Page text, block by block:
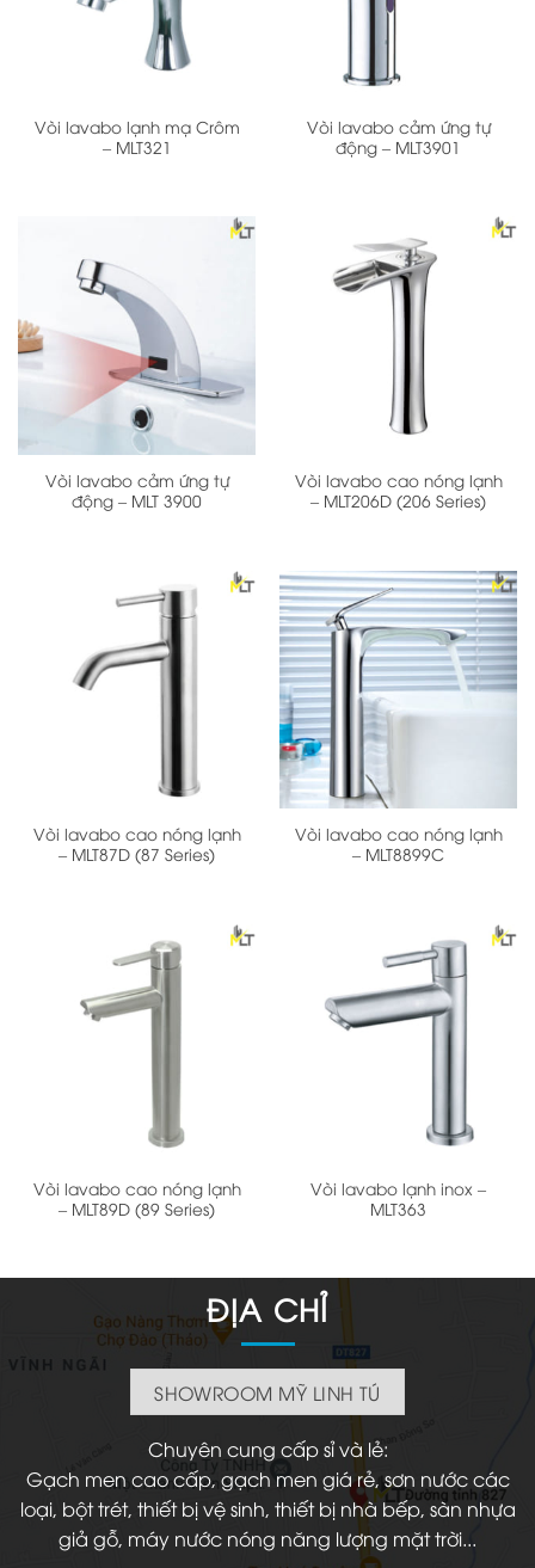
Vòi lavabo lạnh mạ Crôm
– MLT321
Vòi lavabo cảm ứng tự
động – MLT3901
Vòi lavabo cảm ứng tự
động – MLT 3900
Vòi lavabo cao nóng lạnh
– MLT206D (206 Series)
Vòi lavabo cao nóng lạnh
– MLT87D (87 Series)
Vòi lavabo cao nóng lạnh
– MLT8899C
Vòi lavabo cao nóng lạnh
– MLT89D (89 Series)
Vòi lavabo lạnh inox –
MLT363
ĐỊA CHỈ
SHOWROOM MỸ LINH TÚ
Chuyên cung cấp sỉ và lẻ:
Gạch men cao cấp, gạch men giá rẻ, sơn nước các
loại, bột trét, thiết bị vệ sinh, thiết bị nhà bếp, sàn nhựa
giả gỗ, máy nước nóng năng lượng mặt trời...